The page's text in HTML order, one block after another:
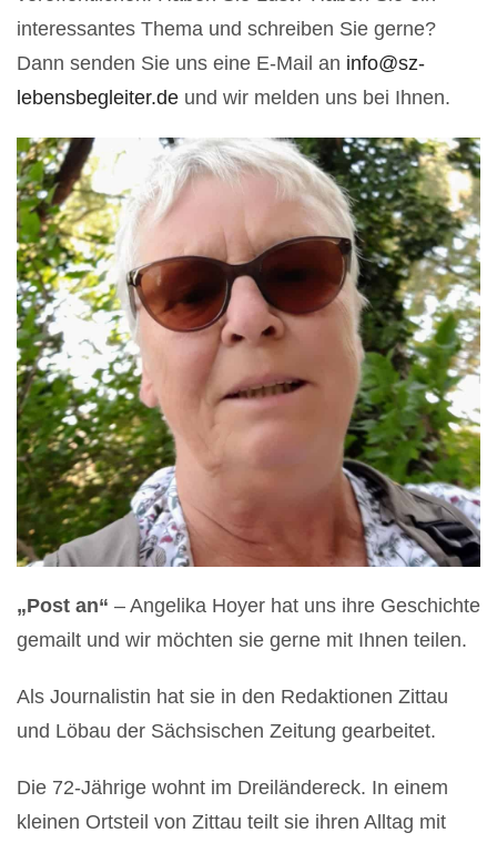
interessantes Thema und schreiben Sie gerne?
Dann senden Sie uns eine E-Mail an info@sz-
lebensbegleiter.de und wir melden uns bei Ihnen.
„Post an“ – Angelika Hoyer hat uns ihre Geschichte
gemailt und wir möchten sie gerne mit Ihnen teilen.
Als Journalistin hat sie in den Redaktionen Zittau
und Löbau der Sächsischen Zeitung gearbeitet.
Die 72-Jährige wohnt im Dreiländereck. In einem
kleinen Ortsteil von Zittau teilt sie ihren Alltag mit